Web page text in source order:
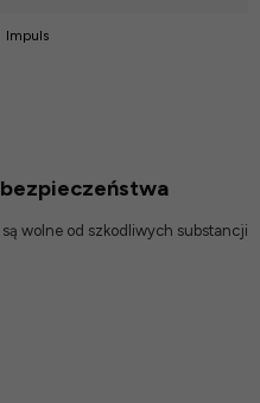
Impuls
wolne od szkodliwych substancji